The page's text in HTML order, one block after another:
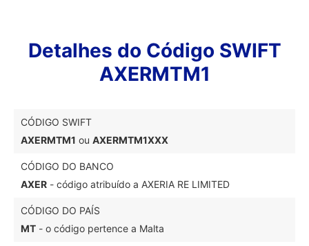
Detalhes do Código SWIFT
AXERMTM1
CÓDIGO SWIFT
AXERMTM1 ou AXERMTM1XXX
CÓDIGO DO BANCO
AXER - código atribuído a AXERIA RE LIMITED
CÓDIGO DO PAÍS
MT - o código pertence a Malta